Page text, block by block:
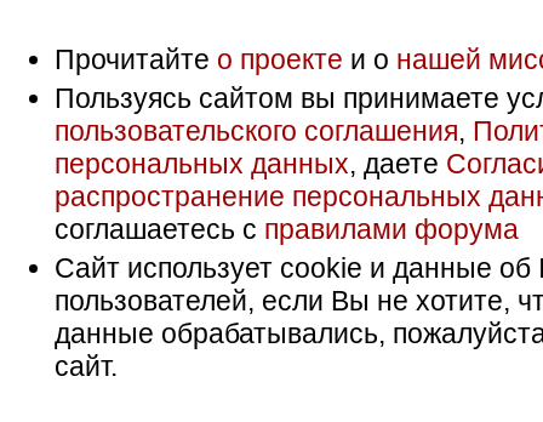
Прочитайте о проекте и о нашей
Пользуясь сайтом вы принимаете
пользовательского соглашения,
персональных данных, даете
распространение персональных
соглашаетесь с правилами форума
Сайт использует cookie и данные об
пользователей, если Вы не хотите,
данные обрабатывались,
сайт.